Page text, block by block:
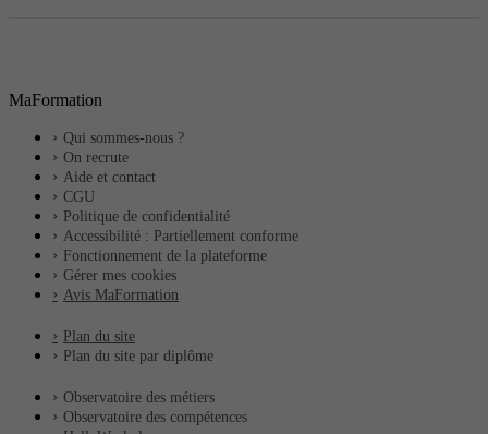
MaFormation
Qui sommes-nous ?
On recrute
Aide et contact
CGU
Politique de confidentialité
Accessibilité : Partiellement conforme
Fonctionnement de la plateforme
Gérer mes cookies
Avis MaFormation
Plan du site
Plan du site par diplôme
Observatoire des métiers
Observatoire des compétences